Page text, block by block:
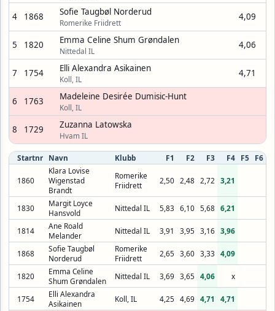
4 1868 Sofie Taugbøl Norderud
Romerike Friidrett
4,09
5 1820 Emma Celine Shum Grøndalen
Nittedal IL
4,06
7 1754 Elli Alexandra Asikainen
Koll, IL
4,71
6 1763 Madeleine Desirée Dumisic-Hunt
Koll, IL
8 1729 Zuzanna Latowska
Hvam IL
Startnr Navn Klubb F1 F2 F3 F4 F5 F6
1860
Klara Lovise
Wigenstad
Brandt
Romerike
Friidrett
2,50 2,48 2,72 3,21
1830
Margit Loyce
Hansvold
Nittedal IL 5,83 6,10 5,68 6,21
1814
Ane Roald
Melander
Nittedal IL 3,91 3,95 3,16 3,96
1868
Sofie Taugbøl
Norderud
Romerike
Friidrett
2,65 3,60 3,33 4,09
1820
Emma Celine
Shum Grøndalen
Nittedal IL 3,69 3,65 4,06 x
1754
Elli Alexandra
Asikainen
Koll, IL 4,25 4,69 4,71 4,71